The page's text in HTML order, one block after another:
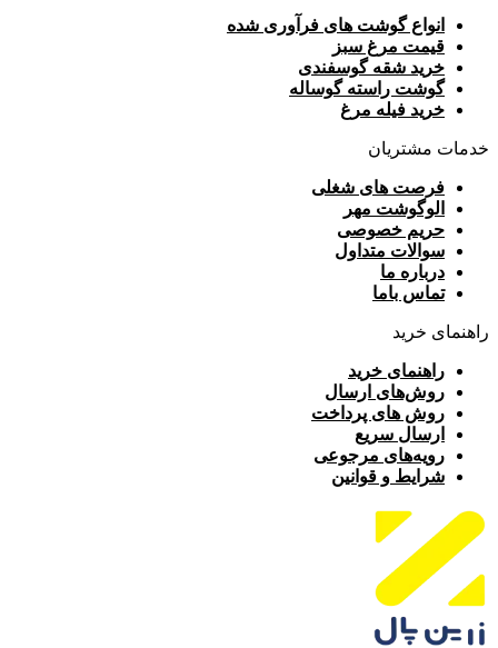
انواع گوشت های فرآوری شده
قیمت مرغ سبز
خرید شقه گوسفندی
گوشت راسته گوساله
خرید فیله مرغ
خدمات مشتریان
فرصت های شغلی
الوگوشت مهر
حریم خصوصی
سوالات متداول
درباره ما
تماس باما
راهنمای خرید
راهنمای خرید
روش‌های ارسال
روش های پرداخت
ارسال سریع
رویه‌های مرجوعی
شرایط و قوانین